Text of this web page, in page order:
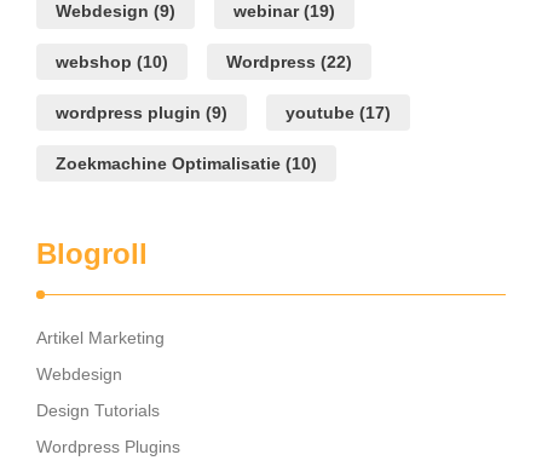
Webdesign (9) webinar(19)
webshop (10) Wordpress (22)
wordpress plugin (9) youtube (17)
Zoekmachine Optimalisatie (10)
Blogroll
Artikel Marketing
Webdesign
Design Tutorials
Wordpress Plugins